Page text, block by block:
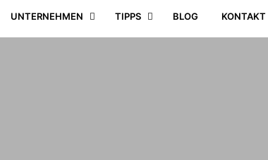
UNTERNEHMEN TIPPS BLOG KONTAKT